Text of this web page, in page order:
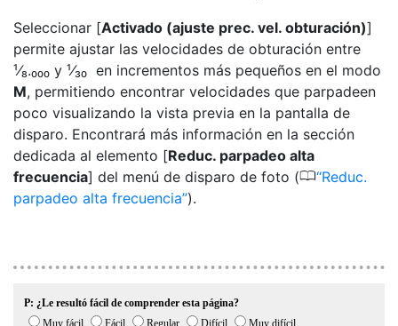
Seleccionar [Activado (ajuste prec. vel. obturación)]
permite ajustar las velocidades de obturación entre
¹⁄₈.₀₀₀ y ¹⁄₃₀ en incrementos más pequeños en el modo
M, permitiendo encontrar velocidades que parpadeen
poco visualizando la vista previa en la pantalla de
disparo. Encontrará más información en la sección
dedicada al elemento [Reduc. parpadeo alta
frecuencia] del menú de disparo de foto (0 Reduc.
parpadeo alta frecuencia ).